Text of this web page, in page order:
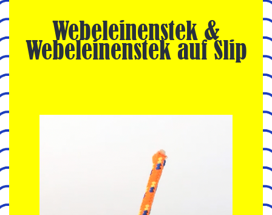
Webeleinenstek &
Webeleinenstek auf Slip